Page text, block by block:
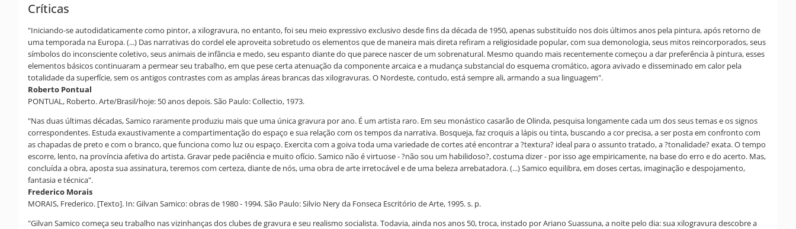
Críticas
"Iniciando-se autodidaticamente como pintor, a xilogravura, no entanto, foi seu meio expressivo exclusivo desde fins da década de 1950, apenas substituído nos dois últimos anos pela pintura, após retorno de
uma temporada na Europa. (...) Das narrativas do cordel ele aproveita sobretudo os elementos que de maneira mais direta refiram a religiosidade popular, com sua demonologia, seus mitos reincorporados, seus
símbolos do inconsciente coletivo, seus animais de infância e medo, seu espanto diante do que parece nascer de um sobrenatural. Mesmo quando mais recentemente começou a dar preferência à pintura, esses
elementos básicos continuaram a permear seu trabalho, em que pese certa atenuação da componente arcaica e a mudança substancial do esquema cromático, agora avivado e disseminado em calor pela
totalidade da superfície, sem os antigos contrastes com as amplas áreas brancas das xilogravuras. O Nordeste, contudo, está sempre ali, armando a sua linguagem".
Roberto Pontual
PONTUAL, Roberto. Arte/Brasil/hoje: 50 anos depois. São Paulo: Collectio, 1973.
"Nas duas últimas décadas, Samico raramente produziu mais que uma única gravura por ano. É um artista raro. Em seu monástico casarão de Olinda, pesquisa longamente cada um dos seus temas e os signos
correspondentes. Estuda exaustivamente a compartimentação do espaço e sua relação com os tempos da narrativa. Bosqueja, faz croquis a lápis ou tinta, buscando a cor precisa, a ser posta em confronto com
as chapadas de preto e com o branco, que funciona como luz ou espaço. Exercita com a goiva toda uma variedade de cortes até encontrar a ?textura? ideal para o assunto tratado, a ?tonalidade? exata. O tempo
escorre, lento, na província afetiva do artista. Gravar pede paciência e muito ofício. Samico não é virtuose - ?não sou um habilidoso?, costuma dizer - por isso age empiricamente, na base do erro e do acerto. Mas,
concluída a obra, aposta sua assinatura, teremos com certeza, diante de nós, uma obra de arte irretocável e de uma beleza arrebatadora. (...) Samico equilibra, em doses certas, imaginação e despojamento,
fantasia e técnica".
Frederico Morais
MORAIS, Frederico. [Texto]. In: Gilvan Samico: obras de 1980 - 1994. São Paulo: Silvio Nery da Fonseca Escritório de Arte, 1995. s. p.
"Gilvan Samico começa seu trabalho nas vizinhanças dos clubes de gravura e seu realismo socialista. Todavia, ainda nos anos 50, troca, instado por Ariano Suassuna, a noite pelo dia: sua xilogravura descobre a